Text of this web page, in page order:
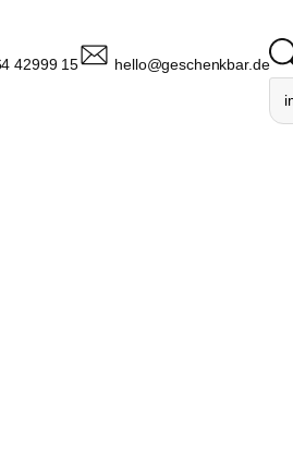
42999 15 hello@geschenkbar.de